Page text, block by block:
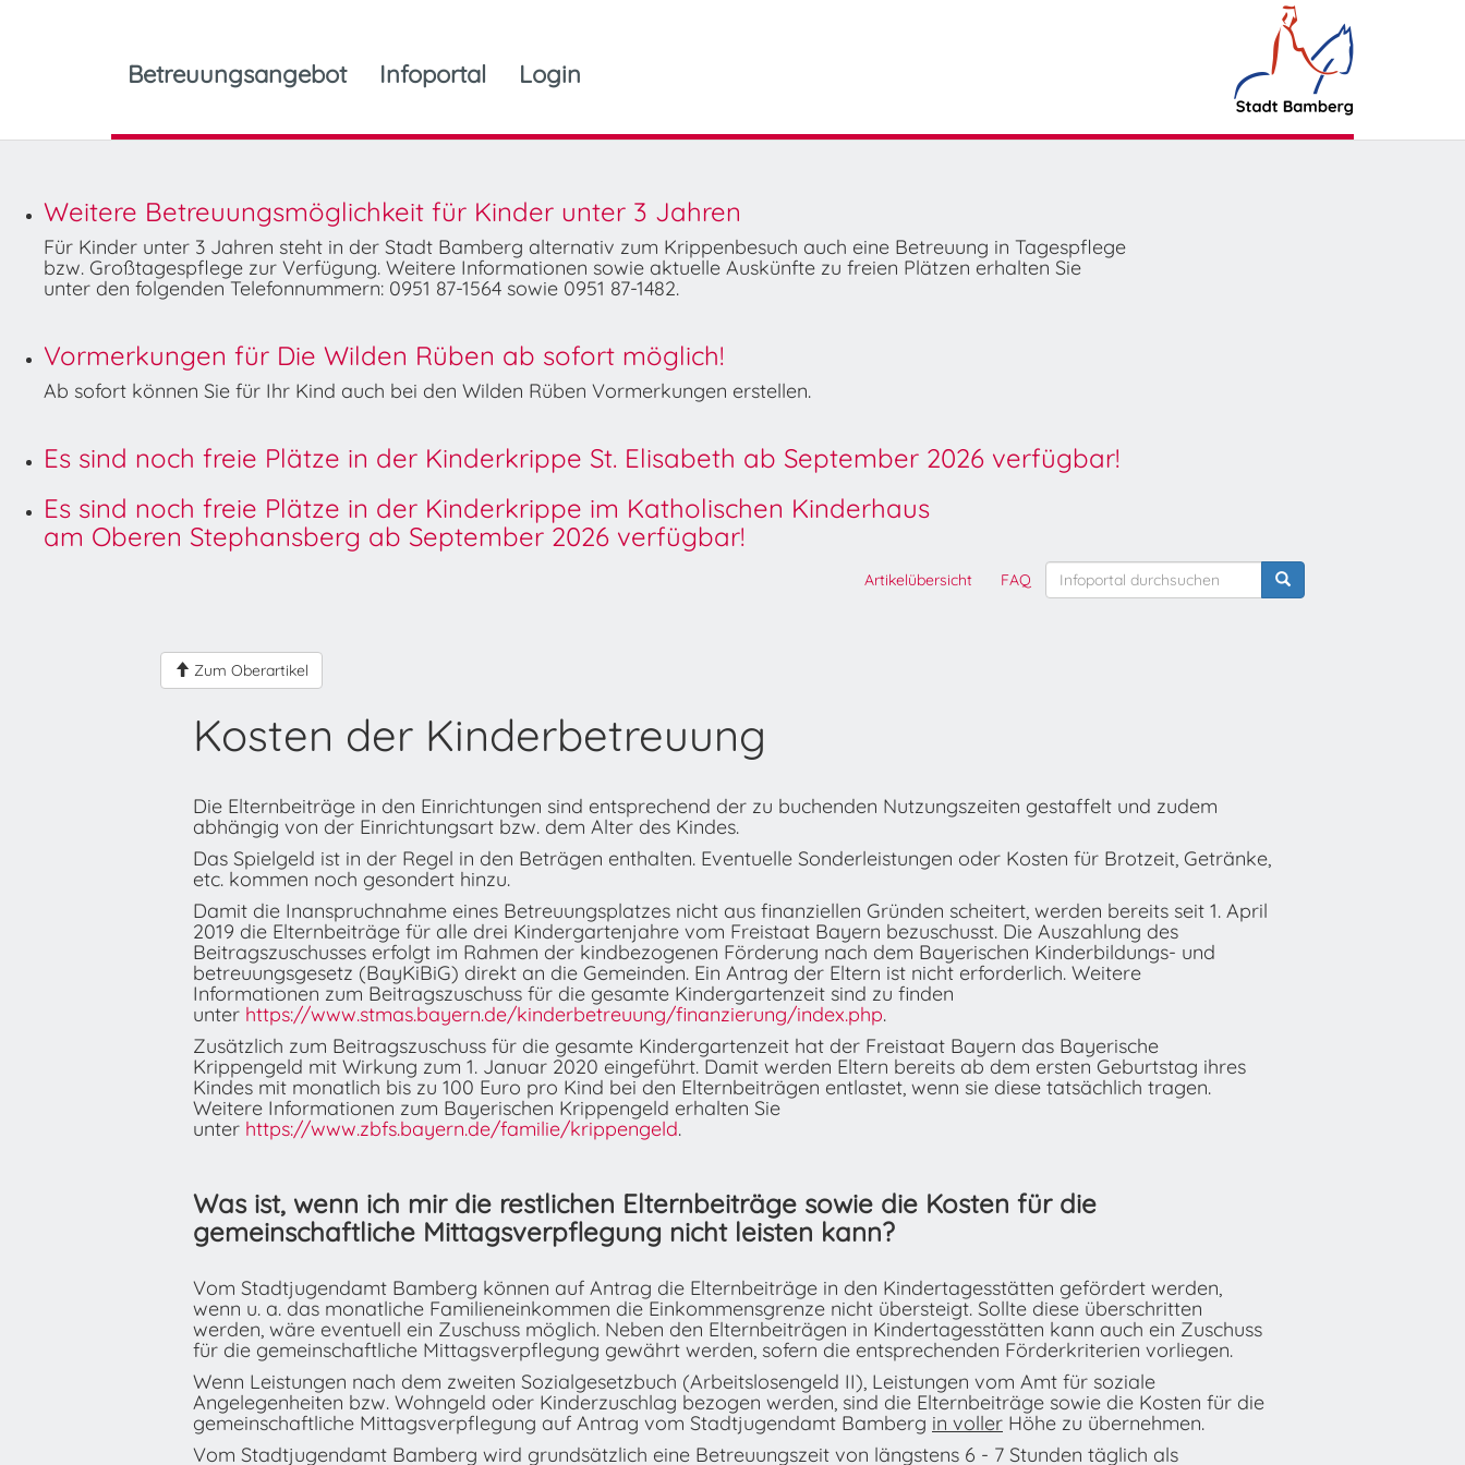
Betreuungsangebot Infoportal Login
Weitere Betreuungsmöglichkeit für Kinder unter 3 Jahren
Für Kinder unter 3 Jahren steht in der Stadt Bamberg alternativ zum Krippenbesuch auch eine Betreuung in Tagespflege
bzw. Großtagespflege zur Verfügung. Weitere Informationen sowie aktuelle Auskünfte zu freien Plätzen erhalten Sie
unter den folgenden Telefonnummern: 0951 87-1564 sowie 0951 87-1482.
Vormerkungen für Die Wilden Rüben ab sofort möglich!
Ab sofort können Sie für Ihr Kind auch bei den Wilden Rüben Vormerkungen erstellen.
Es sind noch freie Plätze in der Kinderkrippe St. Elisabeth ab September 2026 verfügbar!
Es sind noch freie Plätze in der Kinderkrippe im Katholischen Kinderhaus
am Oberen Stephansberg ab September 2026 verfügbar!
FAQ
Artikelübersicht
Zum Oberartikel
Kosten der Kinderbetreuung
Die Elternbeiträge in den Einrichtungen sind entsprechend der zu buchenden Nutzungszeiten gestaffelt und zudem
abhängig von der Einrichtungsart bzw. dem Alter des Kindes.
Das Spielgeld ist in der Regel in den Beträgen enthalten. Eventuelle Sonderleistungen oder Kosten für Brotzeit, Getränke,
etc. kommen noch gesondert hinzu.
Damit die Inanspruchnahme eines Betreuungsplatzes nicht aus finanziellen Gründen scheitert, werden bereits seit 1. April
2019 die Elternbeiträge für alle drei Kindergartenjahre vom Freistaat Bayern bezuschusst. Die Auszahlung des
Beitragszuschusses erfolgt im Rahmen der kindbezogenen Förderung nach dem Bayerischen Kinderbildungs- und
betreuungsgesetz (BayKiBiG) direkt an die Gemeinden. Ein Antrag der Eltern ist nicht erforderlich. Weitere
Informationen zum Beitragszuschuss für die gesamte Kindergartenzeit sind zu finden
unter https://www.stmas.bayern.de/kinderbetreuung/finanzierung/index.php.
Zusätzlich zum Beitragszuschuss für die gesamte Kindergartenzeit hat der Freistaat Bayern das Bayerische
Krippengeld mit Wirkung zum 1. Januar 2020 eingeführt. Damit werden Eltern bereits ab dem ersten Geburtstag ihres
Kindes mit monatlich bis zu 100 Euro pro Kind bei den Elternbeiträgen entlastet, wenn sie diese tatsächlich tragen.
Weitere Informationen zum Bayerischen Krippengeld erhalten Sie
unter https://www.zbfs.bayern.de/familie/krippengeld.
Was ist, wenn ich mir die restlichen Elternbeiträge sowie die Kosten für die
gemeinschaftliche Mittagsverpflegung nicht leisten kann?
Vom Stadtjugendamt Bamberg können auf Antrag die Elternbeiträge in den Kindertagesstätten gefördert werden,
wenn u. a. das monatliche Familieneinkommen die Einkommensgrenze nicht übersteigt. Sollte diese überschritten
werden, wäre eventuell ein Zuschuss möglich. Neben den Elternbeiträgen in Kindertagesstätten kann auch ein Zuschuss
für die gemeinschaftliche Mittagsverpflegung gewährt werden, sofern die entsprechenden Förderkriterien vorliegen.
Wenn Leistungen nach dem zweiten Sozialgesetzbuch (Arbeitslosengeld II), Leistungen vom Amt für soziale
Angelegenheiten bzw. Wohngeld oder Kinderzuschlag bezogen werden, sind die Elternbeiträge sowie die Kosten für die
gemeinschaftliche Mittagsverpflegung auf Antrag vom Stadtjugendamt Bamberg in voller Höhe zu übernehmen.
Vom Stadtjugendamt Bamberg wird grundsätzlich eine Betreuungszeit von längstens 6 - 7 Stunden täglich als